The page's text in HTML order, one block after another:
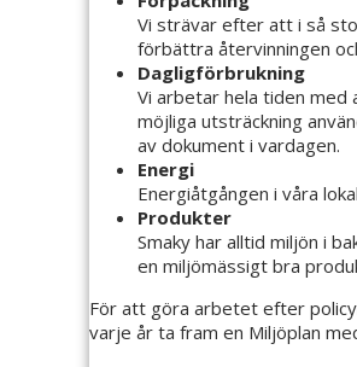
Vi strävar efter att i så
förbättra återvinningen
Dagligförbrukning
Vi arbetar hela tiden
möjliga utsträckning
av dokument i vardagen.
Energi
Energiåtgången i våra
Produkter
Smaky har alltid miljön i
en miljömässigt bra
För att göra arbetet efter
varje år ta fram en Miljöplan